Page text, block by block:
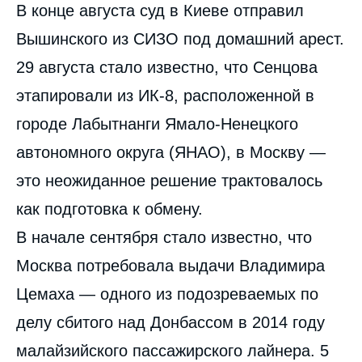
В конце августа суд в Киеве отправил
Вышинского из СИЗО под домашний арест.
29 августа стало известно, что Сенцова
этапировали из ИК-8, расположенной в
городе Лабытнанги Ямало-Ненецкого
автономного округа (ЯНАО), в Москву —
это неожиданное решение трактовалось
как подготовка к обмену.
В начале сентября стало известно, что
Москва потребовала выдачи Владимира
Цемаха — одного из подозреваемых по
делу сбитого над Донбассом в 2014 году
малайзийского пассажирского лайнера. 5